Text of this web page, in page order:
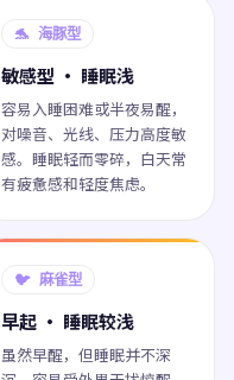
🐬 海豚型
敏感型 · 睡眠浅
容易入睡困难或半夜易醒，
对噪音、光线、压力高度敏
感。睡眠轻而零碎，白天常
有疲惫感和轻度焦虑。
🐦 麻雀型
早起 · 睡眠较浅
虽然早醒，但睡眠并不深